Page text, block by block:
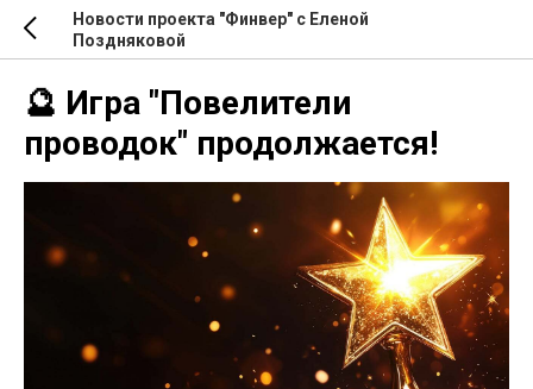
Новости проекта "Финвер" с Еленой
Поздняковой
🔮 Игра "Повелители
проводок" продолжается!